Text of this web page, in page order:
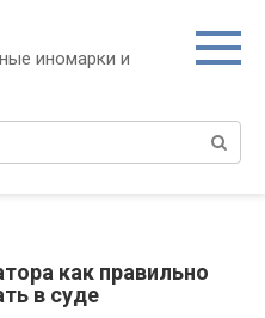
иномарки и
как правильно
в суде